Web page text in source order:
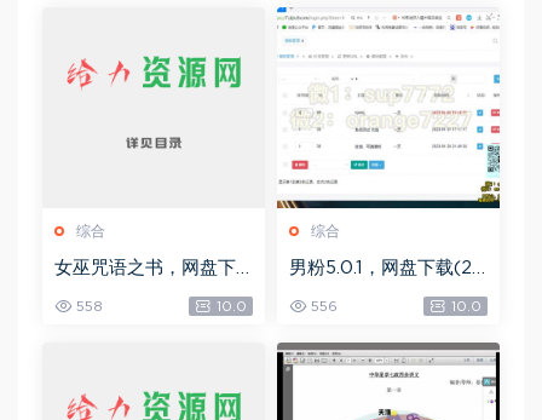
综合
女巫咒语之书，网盘下
558 10.0
综合
男粉5.0.1，网盘下载(25
556 10.0